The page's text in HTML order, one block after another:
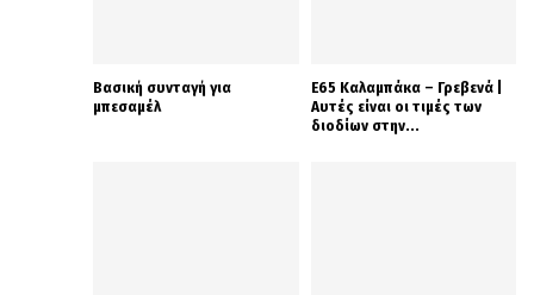
Βασική συνταγή για
μπεσαμέλ
Ε65 Καλαμπάκα – Γρεβενά |
Αυτές είναι οι τιμές των
διοδίων στην...